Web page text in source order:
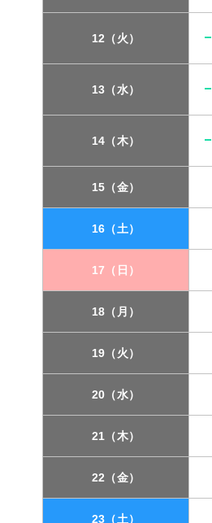
12（火）
13（水）
14（木）
15（金）
16（土）
17（日）
18（月）
19（火）
20（水）
21（木）
22（金）
23（土）